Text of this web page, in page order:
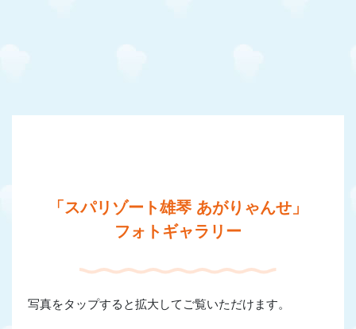
「スパリゾート雄琴 あがりゃんせ」
フォトギャラリー
写真をタップすると拡大してご覧いただけます。